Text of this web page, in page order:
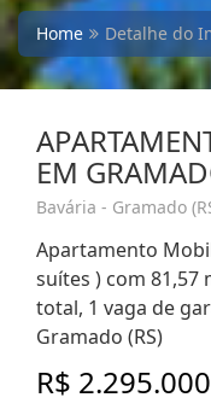
Home Detalhe do
EM
Bavária - Gramado
Apartamento
suítes ) com 81,57
total, 1 vaga de
Gramado (RS)
R$